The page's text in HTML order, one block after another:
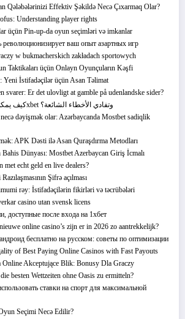
Qələbələrinizi Effektiv Şəkildə Necə Çıxarmaq Olar?
Understanding player rights
üçün Pin-up-da oyun seçimləri və imkanlar
революционизирует ваш опыт азартных игр
w bukmacherskich zakładach sportowych
Taktikaları üçün Onlayn Oyunçuların Kəşfi
İstifadəçilər üçün Asan Təlimat
svarer: Er det ulovligt at gamble på udenlandske sider?
كيف يمكن المراهنة على 1xbet وتفادي الأخطاء الشائعة؟
dəyişmək olar: Azərbaycanda Mostbet sadiqlik
APK Dəsti ilə Asan Quraşdırma Metodları
Dünyası: Mostbet Azerbaycan Giriş İcmalı
met echt geld en live dealers?
Şifrə açılması
rəy: İstifadəçilərin fikirləri və təcrübələri
casino utan svensk licens
доступные после входа на 1хбет
online casino’s zijn er in 2026 zo aantrekkelijk?
бесплатно на русском: советы по оптимизации
of Best Paying Online Casinos with Fast Payouts
Online Akceptujące Blik: Bonusy Dla Graczy
besten Wettzeiten ohne Oasis zu ermitteln?
ставки на спорт для максимальной
Seçimi Necə Edilir?